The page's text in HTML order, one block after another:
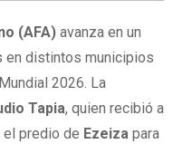
(AFA) avanza en un
en distintos municipios
2026. La
Tapia, quien recibió a
predio de Ezeiza para